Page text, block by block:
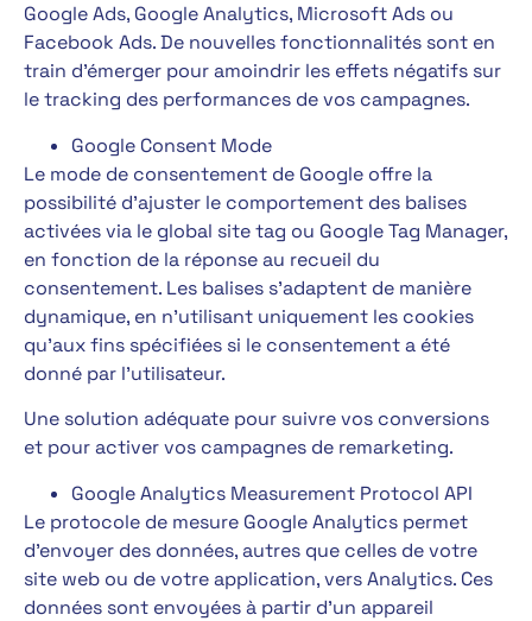
Google Ads, Google Analytics, Microsoft Ads ou
Facebook Ads. De nouvelles fonctionnalités sont en
train d’émerger pour amoindrir les effets négatifs sur
le tracking des performances de vos campagnes.
Google Consent Mode
Le mode de consentement de Google offre la
possibilité d’ajuster le comportement des balises
activées via le global site tag ou Google Tag Manager,
en fonction de la réponse au recueil du
consentement. Les balises s’adaptent de manière
dynamique, en n’utilisant uniquement les cookies
qu’aux fins spécifiées si le consentement a été
donné par l’utilisateur.
Une solution adéquate pour suivre vos conversions
et pour activer vos campagnes de remarketing.
Google Analytics Measurement Protocol API
Le protocole de mesure Google Analytics permet
d’envoyer des données, autres que celles de votre
site web ou de votre application, vers Analytics. Ces
données sont envoyées à partir d’un appareil